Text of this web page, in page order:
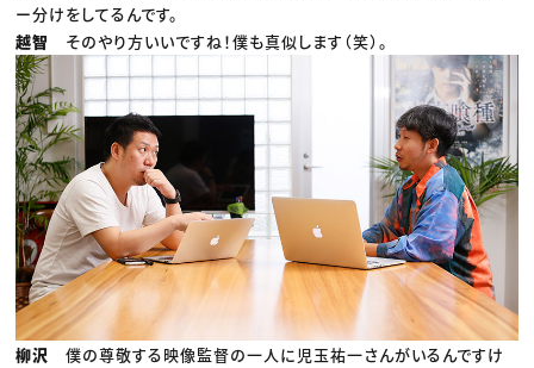
ー分けをしてるんです。
越智 そのやり方いいですね！僕も真似します（笑）。
柳沢僕の尊敬する映像監督の一人に児玉祐一さんがいるんですけ